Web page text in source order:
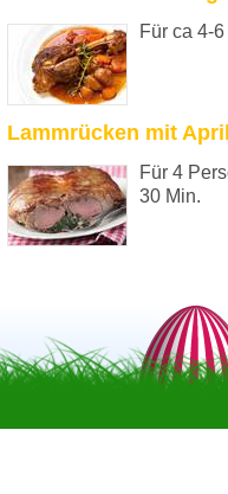
Für ca 4-
Lammrücken mit
Für 4
30 Min.